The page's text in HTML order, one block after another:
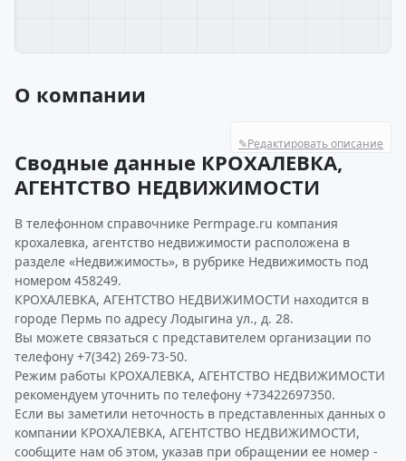
О компании
✎Редактировать описание
Сводные данные КРОХАЛЕВКА,
АГЕНТСТВО НЕДВИЖИМОСТИ
В телефонном справочнике Permpage.ru компания
крохалевка, агентство недвижимости расположена в
разделе «Недвижимость», в рубрике Недвижимость под
номером 458249.
КРОХАЛЕВКА, АГЕНТСТВО НЕДВИЖИМОСТИ находится в
городе Пермь по адресу Лодыгина ул., д. 28.
Вы можете связаться с представителем организации по
телефону +7(342) 269-73-50.
Режим работы КРОХАЛЕВКА, АГЕНТСТВО НЕДВИЖИМОСТИ
рекомендуем уточнить по телефону +73422697350.
Если вы заметили неточность в представленных данных о
компании КРОХАЛЕВКА, АГЕНТСТВО НЕДВИЖИМОСТИ,
сообщите нам об этом, указав при обращении ее номер -